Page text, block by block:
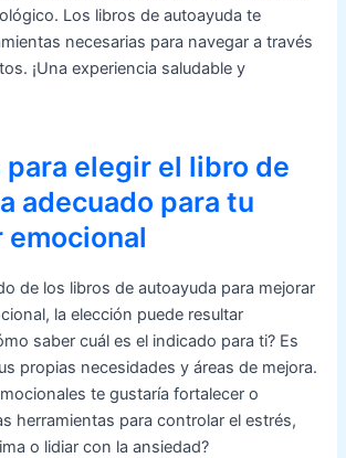
Los libros de autoayuda te
necesarias para navegar a través
¡Una experiencia saludable y
para elegir el libro de
adecuado para tu
de los libros de autoayuda para mejorar
la elección puede resultar
saber cuál es el indicado para ti? Es
propias necesidades y áreas de mejora.
te gustaría fortalecer o
herramientas para controlar el estrés,
o lidiar con la ansiedad?